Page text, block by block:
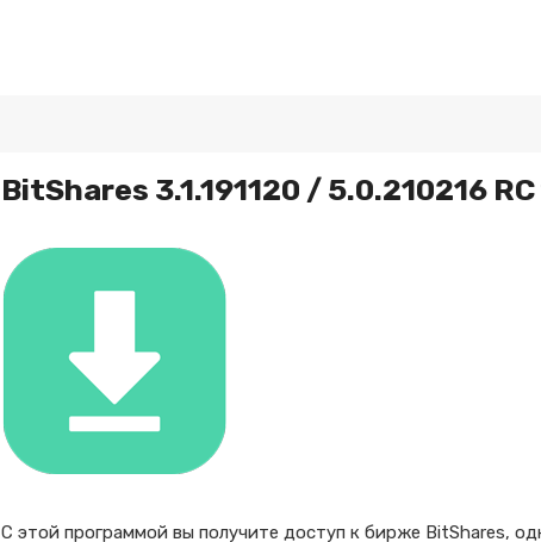
BitShares 3.1.191120 / 5.0.210216 RC
С этой программой вы получите доступ к бирже BitShares,